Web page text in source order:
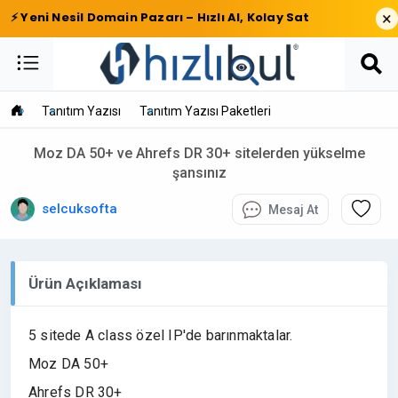
⚡ Yeni Nesil Domain Pazarı – Hızlı Al, Kolay Sat ×
Tanıtım Yazısı Tanıtım Yazısı Paketleri
Moz DA 50+ ve Ahrefs DR 30+ sitelerden yükselme
şansınız
selcuksofta Mesaj At
Ürün Açıklaması
5 sitede A class özel IP'de barınmaktalar.
Moz DA 50+
Ahrefs DR 30+